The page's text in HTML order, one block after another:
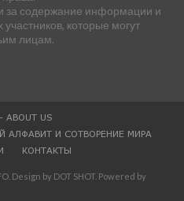
за содержание информации и
которые могут
лицам.
US
АЛФАВИТ И СОТВОРЕНИЕ МИРА
КОНТАКТЫ
Design by DOT SHOT. Powered by